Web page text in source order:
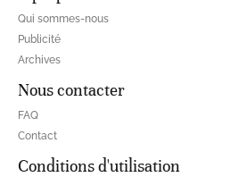
Qui sommes-nous
Publicité
Archives
Nous contacter
FAQ
Contact
Conditions d'utilisation